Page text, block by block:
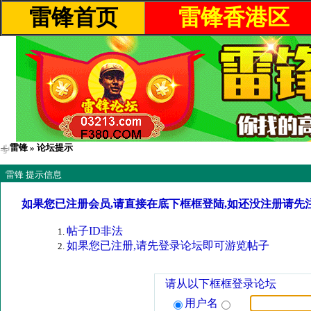
雷锋首页 雷锋香港区
雷锋 » 论坛提示
雷锋 提示信息
如果您已注册会员,请直接在底下框框登陆,如还没注册请先
帖子ID非法
如果您已注册,请先登录论坛即可游览帖子
请从以下框框登录论坛
用户名